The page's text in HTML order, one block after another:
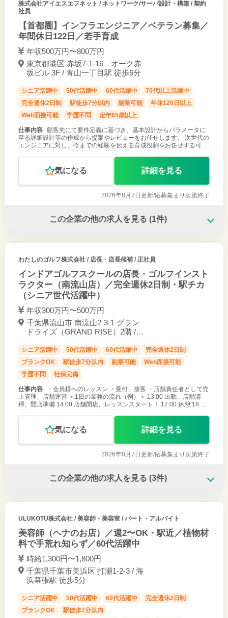
株式会社アイエスエフネット / ネットワーク/サーバ設計・構築 / 契約
社員
【首都圏】インフラエンジニア／ベテラン募集／
年間休日122日／若手育成
年収500万円〜800万円
東京都港区 赤坂7-1-16 オーク赤
坂ビル 3F / 青山一丁目駅 徒歩6分
シニア活躍中 50代活躍中 60代活躍中
70代以上活躍中
完全週休2日制
駅徒歩7分以内 副業可能
年休120日以上
Web面接可能
学歴不問 定年65歳以上
仕事内容 顧客先にて要件定義に基づき、基本設計からパラメータに
至る詳細設計等の作成から提案やレビューをお任せします。 次世代の
エンジニアに対し、今までの経験を伝える育成役割をお任せする可能
気になる 詳細を見る
2026年8月7日更新/応募集まり次第終了
この企業の他の求人を見る (1件)
わたしのゴルフ株式会社/ 店長・店長候補 / 正社員
インドアゴルフスクールの店長・ゴルフインスト
ラクター（南流山店）／完全週休2日制・駅チカ
（シニア世代活躍中）
年収300万円〜500万円
千葉県流山市 南流山2-3-1 グラン
ドライズ（GRAND RISE）2階 /
シニア活躍中 50代活躍中 60代活躍中
完全週休2日制
ブランクOK
駅徒歩7分以内 副業可能
Web面接可能
学歴不問
社保完備
仕事内容
・会員様へのレッスン ・受付、接客 ・店舗責任者として売
上管理、店舗運営 ＜1日の業務の流れ（例）＞ 13:00 出勤、店舗清
掃、開店準備 14:00 店舗開店、レッスンスタート！ 17:00 休憩 18:00
気になる 詳細を見る
2026年8月7日更新/応募集まり次第終了
この企業の他の求人を見る (3件)
ULUKOTU株式会社/ 美容師・美容室 / パート・アルバイト
美容師（ヘナのお店）／週2〜OK・駅近／植物材
料で手荒れ知らず／60代活躍中
時給1,300円〜1,800円
千葉県千葉市美浜区 打瀬1-2-3 / 海
浜幕張駅 徒歩5分
シニア活躍中 50代活躍中 60代活躍中
完全週休2日制
ブランクOK
駅徒歩7分以内